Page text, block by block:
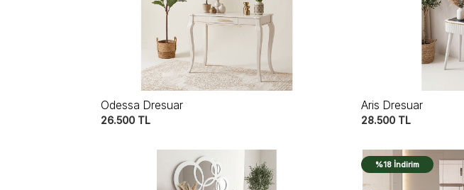
Odessa Dresuar
26.500 TL
Aris Dresuar
28.500TL
%18 İndirim